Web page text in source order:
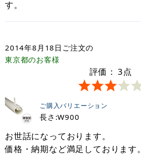
す。
2014年8月18日 ご注文の
東京都のお客様
評価： 3点
ご購入バリエーション
長さ:W900
お世話になっております。
価格・納期など満足しております。